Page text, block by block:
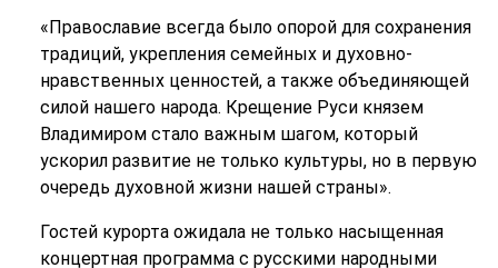
«Православие всегда было опорой для сохранения
традиций, укрепления семейных и духовно-
нравственных ценностей, а также объединяющей
силой нашего народа. Крещение Руси князем
Владимиром стало важным шагом, который
ускорил развитие не только культуры, но в первую
очередь духовной жизни нашей страны».
Гостей курорта ожидала не только насыщенная
концертная программа с русскими народными